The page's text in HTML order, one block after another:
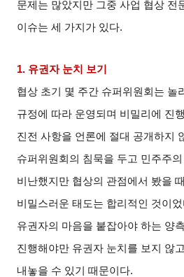
문제는 많았지만 그중 사업 협상 전
이슈는 세 가지가 있다.
1. 유권자 눈치 보기
협상 초기 몇 주간 슈퍼위원회는 놀
규정에 따라 운영되며 비밀리에 진
진전 사항을 언론에 절대 공개하지
슈퍼위원회의 침묵을 두고 민주주
비난했지만 협상의 관점에서 봤을
비밀스러운 태도는 합리적인 것이
유권자의 마음을 붙잡아야 하는 양
진행해야만 유권자 눈치를 보지 않
내놓을 수 있기 때문이다.